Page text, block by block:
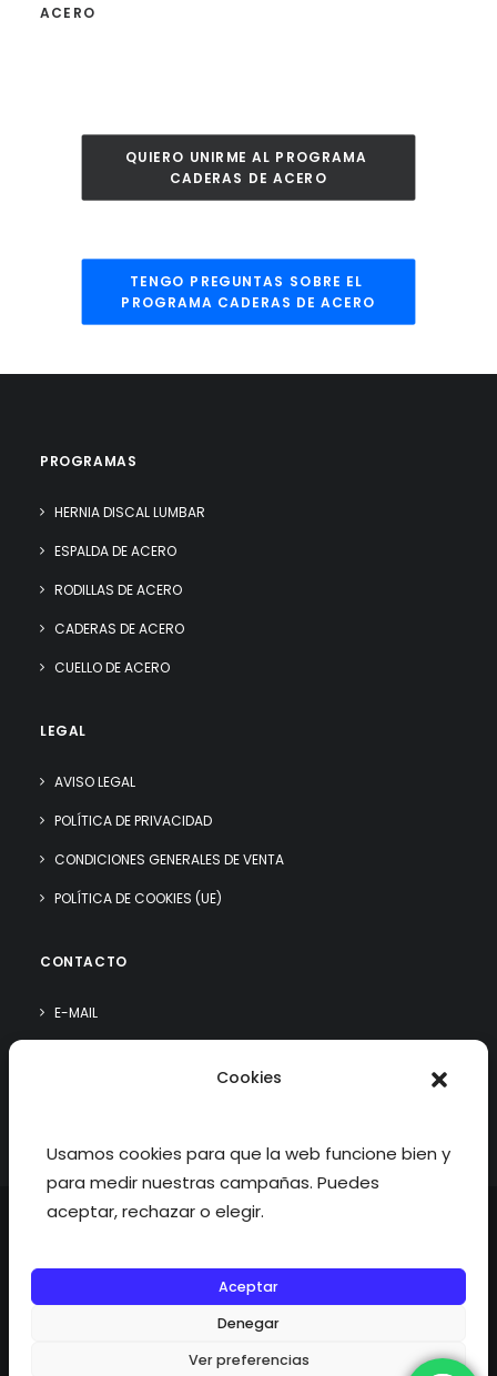
Cookies
Usamos cookies para que la web funcione bien y
para medir nuestras campañas. Puedes
aceptar, rechazar o elegir.
Aceptar
Denegar
Ver preferencias
ACERO
QUIERO UNIRME AL PROGRAMA
CADERAS DE ACERO
TENGO PREGUNTAS SOBRE EL
PROGRAMA CADERAS DE ACERO
PROGRAMAS
HERNIA DISCAL LUMBAR
ESPALDA DE ACERO
RODILLAS DE ACERO
CADERAS DE ACERO
CUELLO DE ACERO
LEGAL
AVISO LEGAL
POLÍTICA DE PRIVACIDAD
CONDICIONES GENERALES DE VENTA
POLÍTICA DE COOKIES (UE)
CONTACTO
E-MAIL
©2026 fisioterapiatualcance todos los derechos reservados.